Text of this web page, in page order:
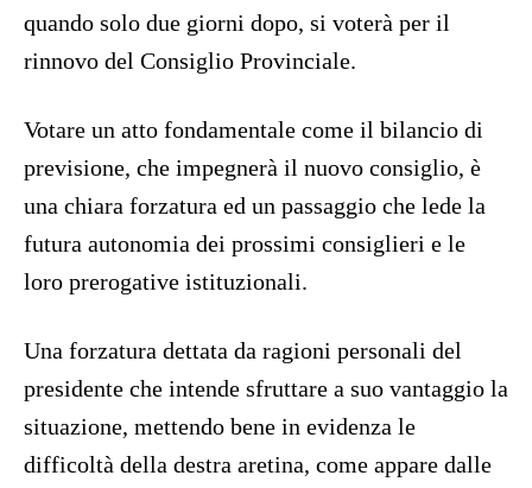
quando solo due giorni dopo, si voterà per il
rinnovo del Consiglio Provinciale.
Votare un atto fondamentale come il bilancio di
previsione, che impegnerà il nuovo consiglio, è
una chiara forzatura ed un passaggio che lede la
futura autonomia dei prossimi consiglieri e le
loro prerogative istituzionali.
Una forzatura dettata da ragioni personali del
presidente che intende sfruttare a suo vantaggio la
situazione, mettendo bene in evidenza le
difficoltà della destra aretina, come appare dalle